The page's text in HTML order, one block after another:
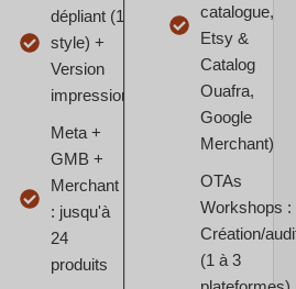
dépliant (1
style) +
Version
impression
Meta +
GMB +
Merchant
: jusqu'à
24
produits
catalogue,
Etsy &
Catalog
Ouafra,
Google
Merchant)
OTAs
Workshops :
Création/
(1 à 3